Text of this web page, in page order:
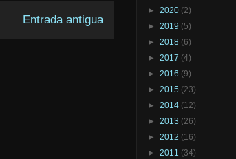
Entrada antigua
► 2020 (2)
► 2019 (5)
► 2018 (6)
► 2017 (4)
► 2016 (9)
► 2015 (23)
► 2014 (12)
► 2013 (26)
► 2012 (16)
► 2011 (34)